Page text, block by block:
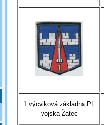
1.výcviková základna PL
vojska Žatec